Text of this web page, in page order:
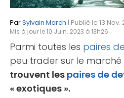
ParSylvain March | Publié le 13 Nov.
Mis à jour le 10 Juin. 2023 à 13h26
Parmi toutes les paires
peu trader sur le marché
trouvent les paires de
« exotiques ».